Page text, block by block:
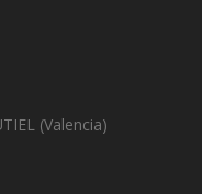
(Valencia)